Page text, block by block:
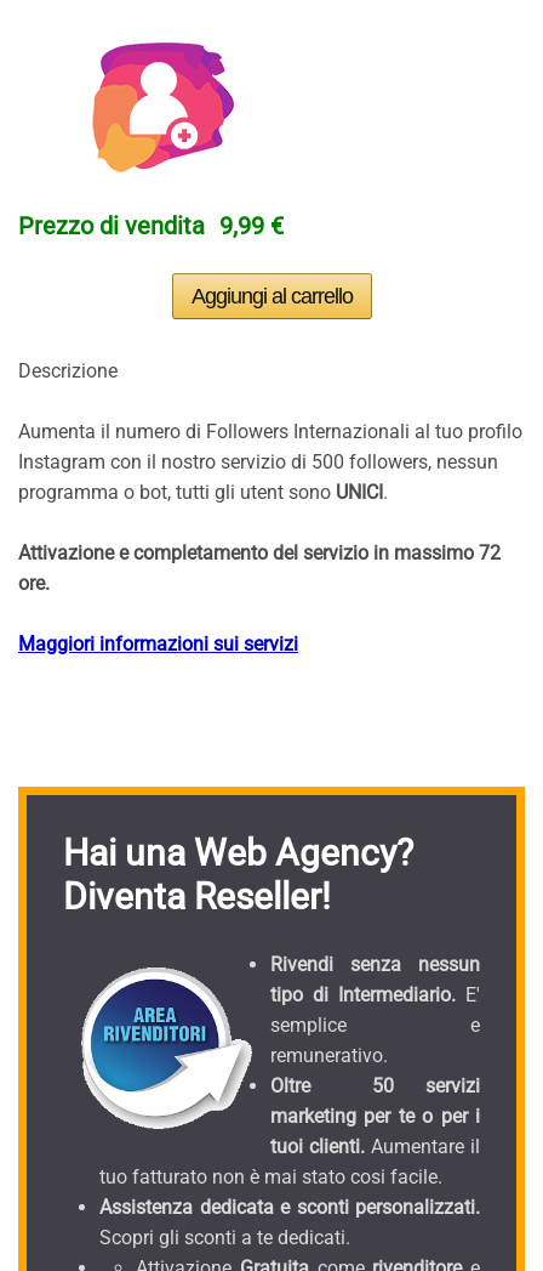
Prezzo di vendita 9,99 €
Descrizione
Aumenta il numero di Followers Internazionali al tuo profilo
Instagram con il nostro servizio di 500 followers, nessun
programma o bot, tutti gli utent sono UNICI.
Attivazione e completamento del servizio in massimo 72
ore.
Maggiori informazioni sui servizi
Hai una Web Agency?
Diventa Reseller!
Rivendi senza nessun
tipo di Intermediario. E'
semplice e
remunerativo.
Oltre 50 servizi
marketing per te o per i
tuoi clienti. Aumentare il
tuo fatturato non è mai stato cosi facile.
Assistenza dedicata e sconti personalizzati.
Scopri gli sconti a te dedicati.